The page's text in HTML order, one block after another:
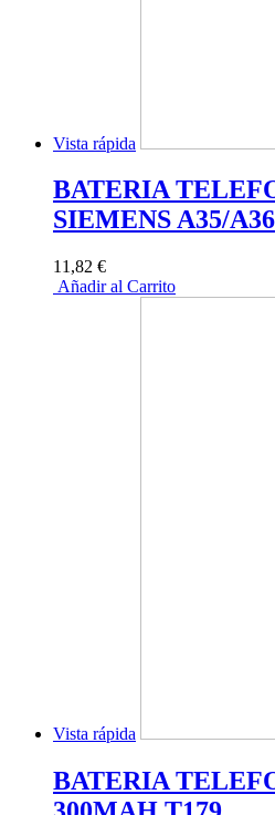
Vista rápida
BATERIA
SIEMENS A35/A36
11,82 €
Añadir al Carrito
Vista rápida
BATERIA